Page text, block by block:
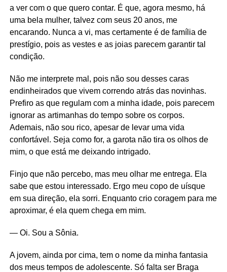
a ver com o que quero contar. É que, agora mesmo, há
uma bela mulher, talvez com seus 20 anos, me
encarando. Nunca a vi, mas certamente é de família de
prestígio, pois as vestes e as joias parecem garantir tal
condição.
Não me interprete mal, pois não sou desses caras
endinheirados que vivem correndo atrás das novinhas.
Prefiro as que regulam com a minha idade, pois parecem
ignorar as artimanhas do tempo sobre os corpos.
Ademais, não sou rico, apesar de levar uma vida
confortável. Seja como for, a garota não tira os olhos de
mim, o que está me deixando intrigado.
Finjo que não percebo, mas meu olhar me entrega. Ela
sabe que estou interessado. Ergo meu copo de uísque
em sua direção, ela sorri. Enquanto crio coragem para me
aproximar, é ela quem chega em mim.
— Oi. Sou a Sônia.
A jovem, ainda por cima, tem o nome da minha fantasia
dos meus tempos de adolescente. Só falta ser Braga